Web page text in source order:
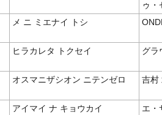
ゥ・
メ ニ ミエナイ トシ
ヒラカレタ トクセイ グラ
オスマニザシオン ニテンゼロ 吉村
アイマイ ナ キョウカイ エ・